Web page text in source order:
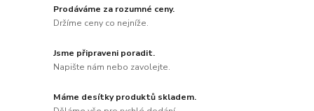
Prodáváme za rozumné ceny.
Držíme ceny co nejníže.
Jsme připraveni poradit.
Napište nám nebo zavolejte.
Máme desítky produktů skladem.